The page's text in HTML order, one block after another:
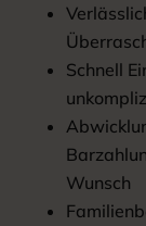
Schnell
Wunsch